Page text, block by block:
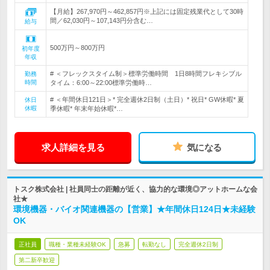
給与
【月給】267,970円～462,857円※上記には固定残業代として30時
間／62,030円～107,143円分含む…
初年度
年収
500万円～800万円
勤務
時間
# ＜フレックスタイム制＞標準労働時間 1日8時間フレキシブル
タイム：6:00～22:00標準労働時…
休日
休暇
# ＜年間休日121日＞* 完全週休2日制（土日）* 祝日* GW休暇* 夏
季休暇* 年末年始休暇*…
求人詳細を見る 気になる
トスク株式会社 | 社員同士の距離が近く、協力的な環境◎アットホームな会
社★
環境機器・バイオ関連機器の【営業】★年間休日124日★未経験
OK
正社員 職種・業種未経験OK 急募 転勤なし 完全週休2日制
第二新卒歓迎